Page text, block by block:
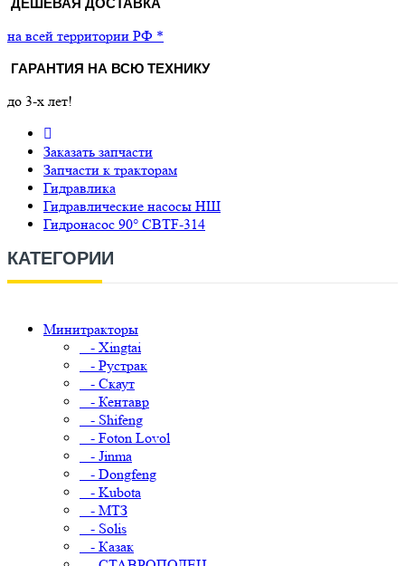
ДЕШЕВАЯ ДОСТАВКА
на всей территории РФ *
ГАРАНТИЯ НА ВСЮ ТЕХНИКУ
до 3-х лет!
Заказать запчасти
Запчасти к тракторам
Гидравлика
Гидравлические насосы НШ
Гидронасос 90° CBTF-314
КАТЕГОРИИ
Минитракторы
- Xingtai
- Рустрак
- Скаут
- Кентавр
- Shifeng
- Foton Lovol
- Jinma
- Dongfeng
- Kubota
- МТЗ
- Solis
- Казак